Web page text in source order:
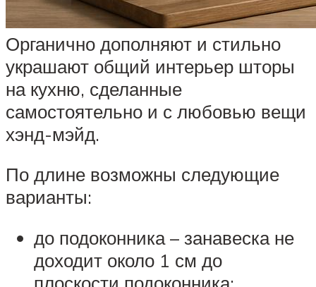
Органично дополняют и стильно
украшают общий интерьер шторы
на кухню, сделанные
самостоятельно и с любовью вещи
хэнд-мэйд.
По длине возможны следующие
варианты:
до подоконника – занавеска не
доходит около 1 см до